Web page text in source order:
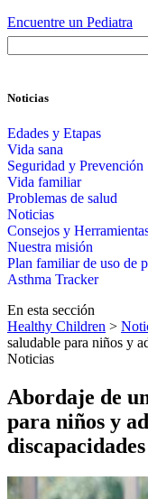
Encuentre un Pediatra
Noticias
Edades y Etapas
Vida sana
Seguridad y Prevención
Vida familiar
Problemas de salud
Noticias
Consejos y
Nuestra misión
Plan familiar de uso de
Asthma Tracker
En esta sección
Healthy Children >
saludable para niños y
Noticias
Abordaje de
para niños y
discapacidades